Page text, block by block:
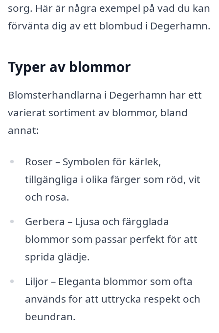
sorg. Här är några exempel på vad du kan
förvänta dig av ett blombud i Degerhamn.
Typer av blommor
Blomsterhandlarna i Degerhamn har ett
varierat sortiment av blommor, bland
annat:
Roser – Symbolen för kärlek,
tillgängliga i olika färger som röd, vit
och rosa.
Gerbera – Ljusa och färgglada
blommor som passar perfekt för att
sprida glädje.
Liljor – Eleganta blommor som ofta
används för att uttrycka respekt och
beundran.